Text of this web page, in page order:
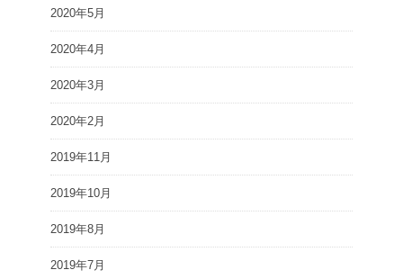
2020年5月
2020年4月
2020年3月
2020年2月
2019年11月
2019年10月
2019年8月
2019年7月